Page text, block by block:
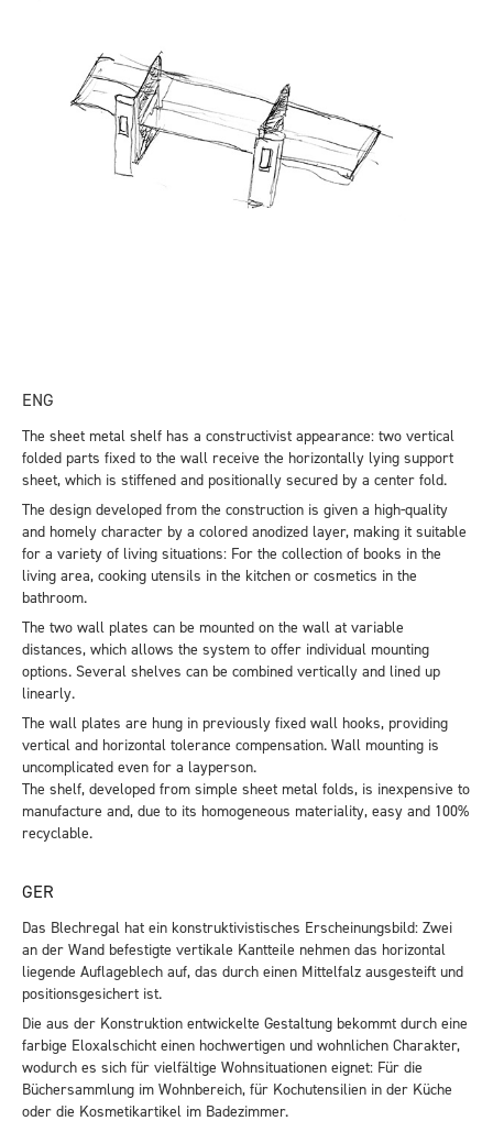
ENG
The sheet metal shelf has a constructivist appearance: two vertical
folded parts fixed to the wall receive the horizontally lying support
sheet, which is stiffened and positionally secured by a center fold.
The design developed from the construction is given a high-quality
and homely character by a colored anodized layer, making it suitable
for a variety of living situations: For the collection of books in the
living area, cooking utensils in the kitchen or cosmetics in the
bathroom.
The two wall plates can be mounted on the wall at variable
distances, which allows the system to offer individual mounting
options. Several shelves can be combined vertically and lined up
linearly.
The wall plates are hung in previously fixed wall hooks, providing
vertical and horizontal tolerance compensation. Wall mounting is
uncomplicated even for a layperson.
The shelf, developed from simple sheet metal folds, is inexpensive to
manufacture and, due to its homogeneous materiality, easy and 100%
recyclable.
GER
Das Blechregal hat ein konstruktivistisches Erscheinungsbild: Zwei
an der Wand befestigte vertikale Kantteile nehmen das horizontal
liegende Auflageblech auf, das durch einen Mittelfalz ausgesteift und
positionsgesichert ist.
Die aus der Konstruktion entwickelte Gestaltung bekommt durch eine
farbige Eloxalschicht einen hochwertigen und wohnlichen Charakter,
wodurch es sich für vielfältige Wohnsituationen eignet: Für die
Büchersammlung im Wohnbereich, für Kochutensilien in der Küche
oder die Kosmetikartikel im Badezimmer.